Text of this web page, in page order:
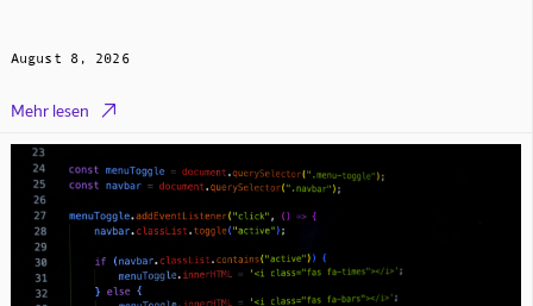
August 8, 2026
Mehr lesen 